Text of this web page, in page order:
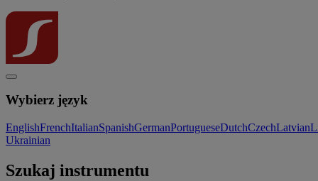
Wybierz język
EnglishFrenchItalianSpanishGermanPortugueseDutchCzechLatvian
Ukrainian
Szukaj instrumentu